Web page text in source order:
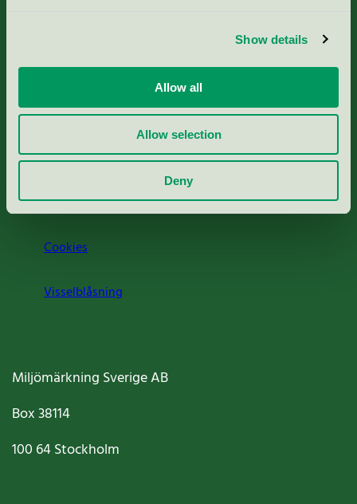
Show details
Allow all
Allow selection
Deny
Rapporter & undersökningar
Press
Om oss
Jobba hos oss
Cookies
Visselblåsning
Miljömärkning Sverige AB
Box38114
100 64Stockholm